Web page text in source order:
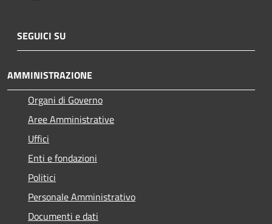
SEGUICI SU
AMMINISTRAZIONE
Organi di Governo
Aree Amministrative
Uffici
Enti e fondazioni
Politici
Personale Amministrativo
Documenti e dati